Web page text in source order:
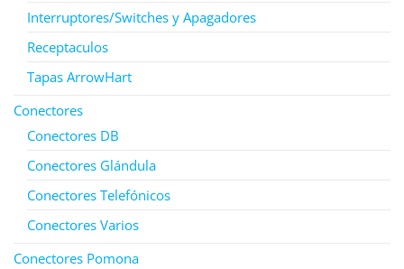
Interruptores/Switches y Apagadores
Receptaculos
Tapas ArrowHart
Conectores
Conectores DB
Conectores Glándula
Conectores Telefónicos
Conectores Varios
Conectores Pomona